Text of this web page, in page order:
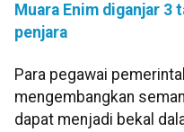
Muara Enim diganjar 3
penjara
Para pegawai
mengembangkan
dapat menjadi bekal